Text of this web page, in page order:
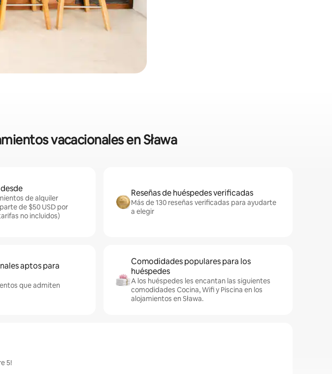
vacacionales en Sława
de alquiler
de $50 USD por
no incluidos)
Reseñas de huéspedes verificadas
Más de 130 reseñas verificadas para ayudarte
a elegir
aptos para
que admiten
Comodidades populares para los
huéspedes
A los huéspedes les encantan las siguientes
comodidades Cocina, Wifi y Piscina en los
alojamientos en Sława.
5!